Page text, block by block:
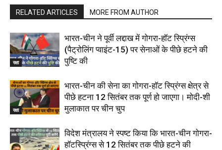
RELATED ARTICLES MORE FROM AUTHOR
रक्षा
भारत-चीन ने पूर्वी लद्दाख में गोगरा-हॉट स्प्रिंग्स
(पैट्रोलिंग प्वाइंट-15) पर सेनाओं के पीछे हटने की
पुष्टि की
रक्षा
भारत-चीन की सेना का गोगरा-हॉट स्प्रिंग्स क्षेत्र से
पीछे हटना 12 सितंबर तक पूर्ण हो जाएगा। मोदी-शी
मुलाकात पर चीन चुप
विदेश मंत्रालय ने स्पष्ट किया कि भारत-चीन गोगरा-
हॉटस्प्रिंग्स से 12 सितंबर तक पीछे हटने की